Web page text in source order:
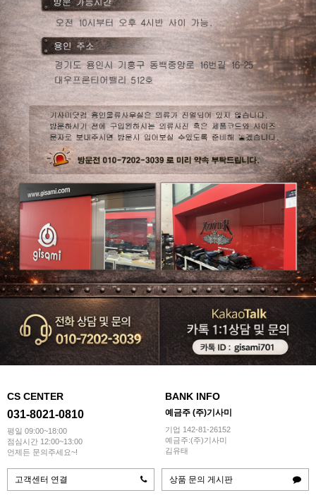
CS CENTER
031-8021-0810
평일 09:00~18:00
점심시간 12:00~13:00
언제든 문의주세요~!
BANK INFO
예금주 (주)기사미
기업 142-81-26152
예금주:(주)기사미
김유태
고객센터 연결 상품 문의 게시판